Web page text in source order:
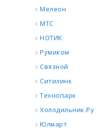
Мелеон
МТС
НОТИК
Румиком
Связной
Ситилинк
Технопарк
Холодильник.Ру
Юлмарт